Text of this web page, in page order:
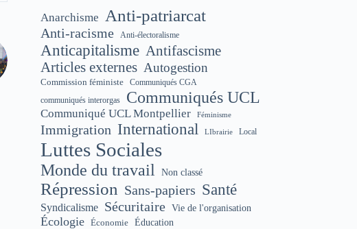
Anarchisme Anti-patriarcat
Anti-racisme Anti-électoralisme
Anticapitalisme Antifascisme
Articles externes Autogestion
Commission féministe Communiqués CGA
communiqués interorgas Communiqués UCL
Communiqué UCL Montpellier Féminisme
Immigration International LIbrairie Local
Luttes Sociales
Monde du travail Non classé
Répression Sans-papiers Santé
Syndicalisme Sécuritaire Vie de l'organisation
Écologie Économie Éducation